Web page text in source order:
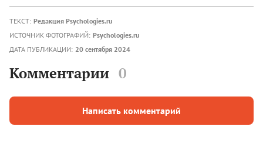
ТЕКСТ: Редакция Psychologies.ru
ИСТОЧНИК ФОТОГРАФИЙ: Psychologies.ru
ДАТА ПУБЛИКАЦИИ: 20 сентября 2024
Комментарии 0
Написать комментарий